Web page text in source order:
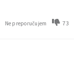
Ne preporučujem 73